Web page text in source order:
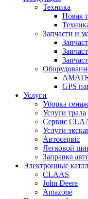
Техника
Новая
Запчасти и
GPS
Услуги
Уборка
Услуги трала
Сервис
Услуги
Автосервіс
Легковой
Заправка
Электронные
CLAAS
John Deere
Amazone